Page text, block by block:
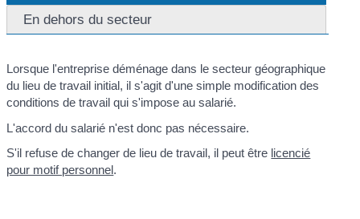
En dehors du secteur
Lorsque l'entreprise déménage dans le secteur géographique
du lieu de travail initial, il s'agit d'une simple modification des
conditions de travail qui s'impose au salarié.
L'accord du salarié n'est donc pas nécessaire.
S'il refuse de changer de lieu de travail, il peut être licencié
pour motif personnel.